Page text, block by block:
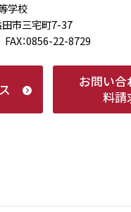
学校
市三宅町7-37
：0856-22-8729
お問い合
料請